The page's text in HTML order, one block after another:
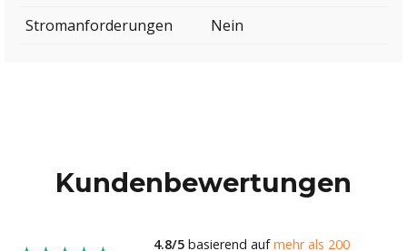
Stromanforderungen
Nein
Kundenbewertungen
4.8/5basierend aufmehr als 200